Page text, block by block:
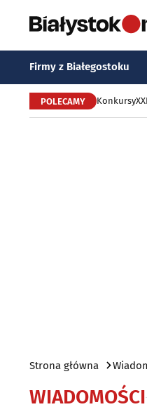
Firmy z Białegostoku
POLECAMY Konkursy
Strona główna
WIADOMOŚCI